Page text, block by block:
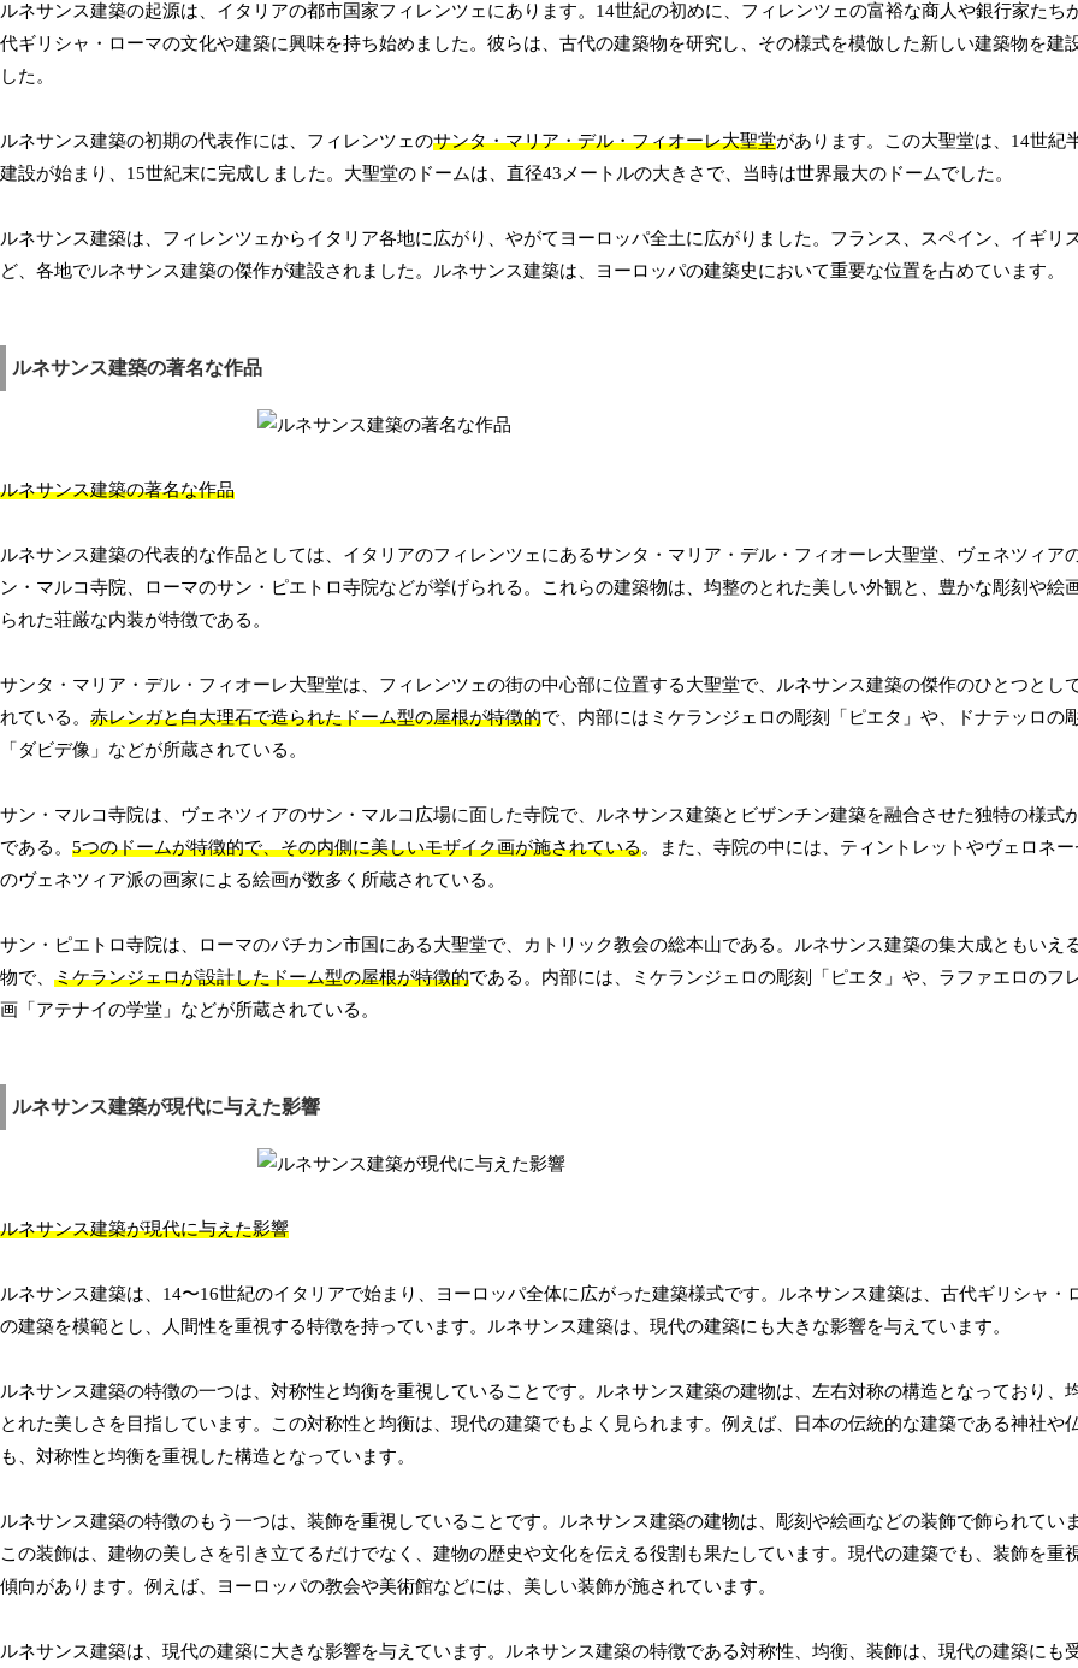
ルネサンス建築の起源は、イタリアの都市国家フィレンツェにあります。14世紀の初めに、フィレンツェの富裕な商人や銀行家たち
代ギリシャ・ローマの文化や建築に興味を持ち始めました。彼らは、古代の建築物を研究し、その様式を模倣した新しい建築物を建
した。
ルネサンス建築の初期の代表作には、フィレンツェのサンタ・マリア・デル・フィオーレ大聖堂があります。この大聖堂は、14世紀
建設が始まり、15世紀末に完成しました。大聖堂のドームは、直径43メートルの大きさで、当時は世界最大のドームでした。
ルネサンス建築は、フィレンツェからイタリア各地に広がり、やがてヨーロッパ全土に広がりました。フランス、スペイン、イギリ
ど、各地でルネサンス建築の傑作が建設されました。ルネサンス建築は、ヨーロッパの建築史において重要な位置を占めています。
ルネサンス建築の著名な作品
ルネサンス建築の著名な作品
ルネサンス建築の代表的な作品としては、イタリアのフィレンツェにあるサンタ・マリア・デル・フィオーレ大聖堂、ヴェネツィア
ン・マルコ寺院、ローマのサン・ピエトロ寺院などが挙げられる。これらの建築物は、均整のとれた美しい外観と、豊かな彫刻や絵
られた荘厳な内装が特徴である。
サンタ・マリア・デル・フィオーレ大聖堂は、フィレンツェの街の中心部に位置する大聖堂で、ルネサンス建築の傑作のひとつとし
れている。 赤レンガと白大理石で造られたドーム型の屋根が特徴的で、内部にはミケランジェロの彫刻「ピエタ」や、ドナテッロの
「ダビデ像」などが所蔵されている。
サン・マルコ寺院は、ヴェネツィアのサン・マルコ広場に面した寺院で、ルネサンス建築とビザンチン建築を融合させた独特の様式
である。 5つのドームが特徴的で、その内側に美しいモザイク画が施されている。また、寺院の中には、ティントレットやヴェロネ
のヴェネツィア派の画家による絵画が数多く所蔵されている。
サン・ピエトロ寺院は、ローマのバチカン市国にある大聖堂で、カトリック教会の総本山である。ルネサンス建築の集大成ともいえ
物で、 ミケランジェロが設計したドーム型の屋根が特徴的である。内部には、ミケランジェロの彫刻「ピエタ」や、ラファエロのフ
画「アテナイの学堂」などが所蔵されている。
ルネサンス建築が現代に与えた影響
ルネサンス建築が現代に与えた影響
ルネサンス建築は、14〜16世紀のイタリアで始まり、ヨーロッパ全体に広がった建築様式です。ルネサンス建築は、古代ギリシャ・
の建築を模範とし、人間性を重視する特徴を持っています。ルネサンス建築は、現代の建築にも大きな影響を与えています。
ルネサンス建築の特徴の一つは、対称性と均衡を重視していることです。ルネサンス建築の建物は、左右対称の構造となっており、
とれた美しさを目指しています。この対称性と均衡は、現代の建築でもよく見られます。例えば、日本の伝統的な建築である神社や
も、対称性と均衡を重視した構造となっています。
ルネサンス建築の特徴のもう一つは、装飾を重視していることです。ルネサンス建築の建物は、彫刻や絵画などの装飾で飾られていま
この装飾は、建物の美しさを引き立てるだけでなく、建物の歴史や文化を伝える役割も果たしています。現代の建築でも、装飾を重
傾向があります。例えば、ヨーロッパの教会や美術館などには、美しい装飾が施されています。
ルネサンス建築は、現代の建築に大きな影響を与えています。ルネサンス建築の特徴である対称性、均衡、装飾は、現代の建築にも